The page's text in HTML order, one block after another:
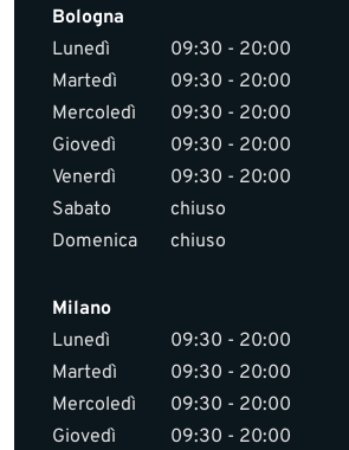
Bologna
Lunedì
09:30 - 20:00
Martedì
09:30 - 20:00
Mercoledì
09:30 - 20:00
Giovedì
09:30 - 20:00
Venerdì
09:30 - 20:00
Sabato
chiuso
Domenica
chiuso
Milano
Lunedì
09:30 - 20:00
Martedì
09:30 - 20:00
Mercoledì
09:30 - 20:00
Giovedì
09:30 - 20:00